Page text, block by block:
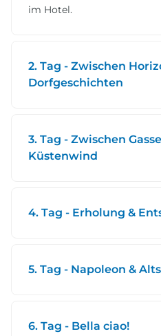
im Hotel.
2. Tag - Zwischen
Dorfgeschichten
3. Tag - Zwischen
Küstenwind
4. Tag - Erholung &
5. Tag - Napoleon &
6. Tag - Bella ciao!